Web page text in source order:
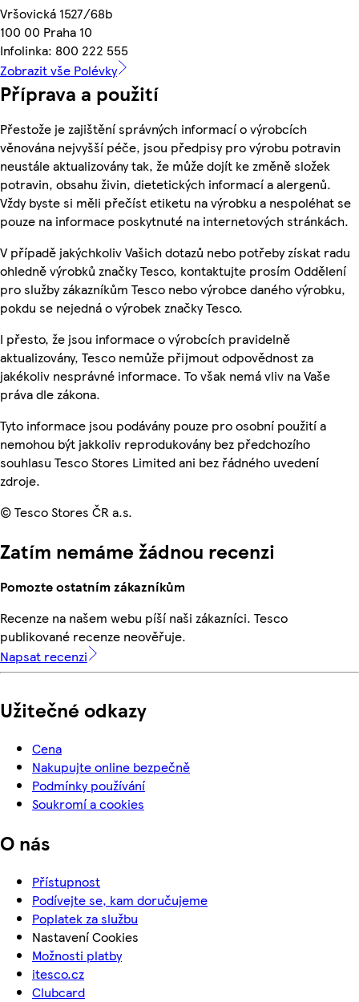
Vršovická 1527/68b
100 00 Praha 10
Infolinka: 800 222 555
Zobrazit vše Polévky
Příprava a použití
Přestože je zajištění správných informací o výrobcích
věnována nejvyšší péče, jsou předpisy pro výrobu potravin
neustále aktualizovány tak, že může dojít ke změně složek
potravin, obsahu živin, dietetických informací a alergenů.
Vždy byste si měli přečíst etiketu na výrobku a nespoléhat se
pouze na informace poskytnuté na internetových stránkách.
V případě jakýchkoliv Vašich dotazů nebo potřeby získat radu
ohledně výrobků značky Tesco, kontaktujte prosím Oddělení
pro služby zákazníkům Tesco nebo výrobce daného výrobku,
pokdu se nejedná o výrobek značky Tesco.
I přesto, že jsou informace o výrobcích pravidelně
aktualizovány, Tesco nemůže přijmout odpovědnost za
jakékoliv nesprávné informace. To však nemá vliv na Vaše
práva dle zákona.
Tyto informace jsou podávány pouze pro osobní použití a
nemohou být jakkoliv reprodukovány bez předchozího
souhlasu Tesco Stores Limited ani bez řádného uvedení
zdroje.
© Tesco Stores ČR a.s.
Zatím nemáme žádnou recenzi
Pomozte ostatním zákazníkům
Recenze na našem webu píší naši zákazníci. Tesco
publikované recenze neověřuje.
Napsat recenzi
Užitečné odkazy
Cena
Nakupujte online bezpečně
Podmínky používání
Soukromí a cookies
O nás
Přístupnost
Podívejte se, kam doručujeme
Poplatek za službu
Nastavení Cookies
Možnosti platby
itesco.cz
Clubcard